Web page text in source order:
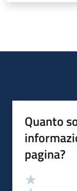
Quanto
pagina?
Valutazione